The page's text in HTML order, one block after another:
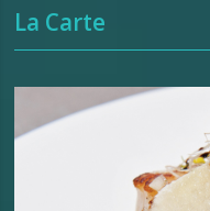
La Carte